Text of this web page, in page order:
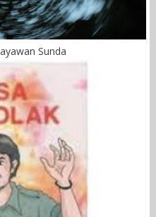
Sunda